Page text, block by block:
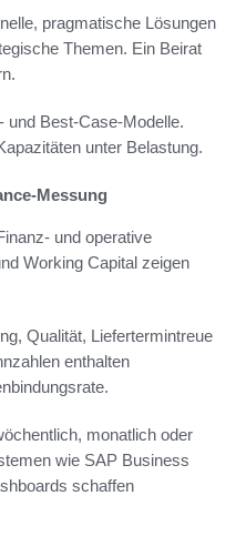
pragmatische Lösungen
Themen. Ein Beirat
und Best-Case-Modelle.
unter Belastung.
Messung
und operative
Working Capital zeigen
Qualität, Liefertermintreue
enthalten
monatlich oder
wie SAP Business
schaffen